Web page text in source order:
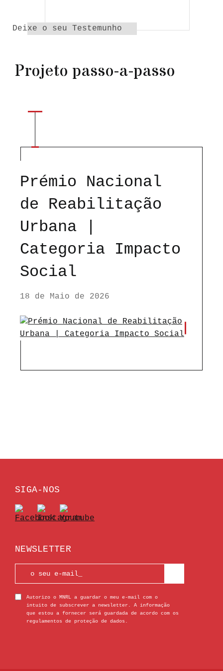
Deixe o seu Testemunho
Projeto passo-a-passo
Prémio Nacional
de Reabilitação
Urbana |
Categoria Impacto
Social
18 de Maio de 2026
SIGA-NOS
NEWSLETTER
Autorizo o MNRL a guardar o meu e-mail com o
intuito de subscrever a newsletter. A informação
que estou a fornecer será guardada de acordo com os
regulamentos de proteção de dados.